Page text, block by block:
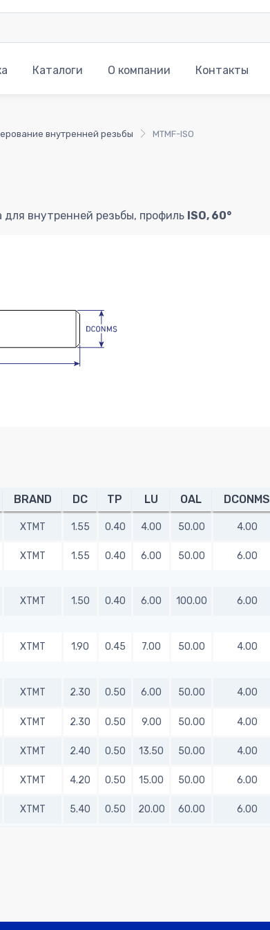
Каталоги О компании Контакты
внутренней резьбы MTMF-ISO
внутренней резьбы, профиль ISO, 60°
BRAND DC TP LU OAL DCONMS
XTMT 1.55 0.40 4.00 50.00 4.00
XTMT 1.55 0.40 6.00 50.00 6.00
XTMT 1.50 0.40 6.00 100.00 6.00
XTMT 1.90 0.45 7.00 50.00 4.00
XTMT 2.30 0.50 6.00 50.00 4.00
XTMT 2.30 0.50 9.00 50.00 4.00
XTMT 2.40 0.50 13.50 50.00 4.00
XTMT 4.20 0.50 15.00 50.00 6.00
XTMT 5.40 0.50 20.00 60.00 6.00